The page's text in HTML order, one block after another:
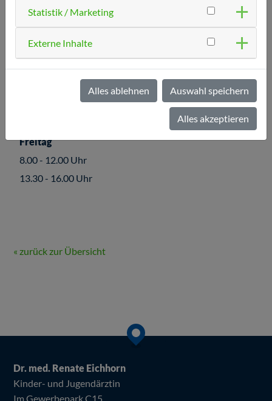
Mittwoch
8.00 - 12.00 Uhr
NEU: 13.30 - 17.30 Uhr
Freitag
8.00 - 12.00 Uhr
13.30 - 16.00 Uhr
« zurück zur Übersicht
Dr. med. Renate Eichhorn
Kinder- und Jugendärztin
Im Gewerbepark C15
Statistik / Marketing
Externe Inhalte
Alles ablehnen Auswahl speichern
Alles akzeptieren